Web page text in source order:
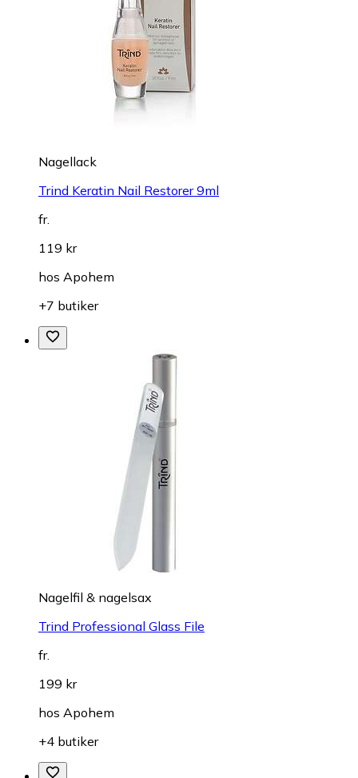
Nagellack
Trind Keratin Nail Restorer 9ml
fr.
119 kr
hos Apohem
+7 butiker
Nagelfil & nagelsax
Trind Professional Glass File
fr.
199 kr
hos Apohem
+4 butiker